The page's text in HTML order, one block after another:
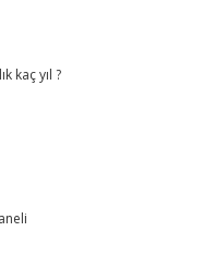
kaç yıl ?